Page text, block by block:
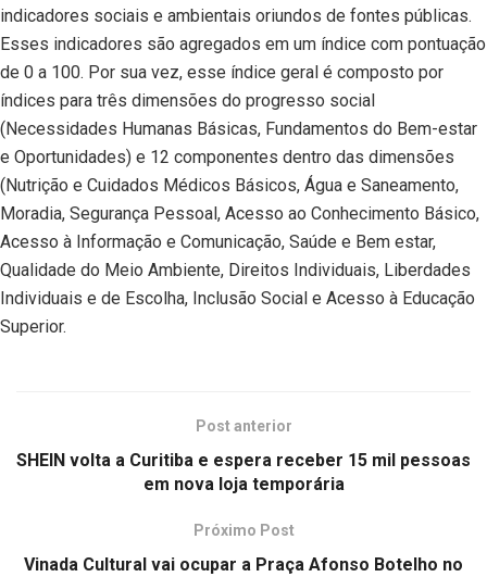
indicadores sociais e ambientais oriundos de fontes públicas.
Esses indicadores são agregados em um índice com pontuação
de 0 a 100. Por sua vez, esse índice geral é composto por
índices para três dimensões do progresso social
(Necessidades Humanas Básicas, Fundamentos do Bem-estar
e Oportunidades) e 12 componentes dentro das dimensões
(Nutrição e Cuidados Médicos Básicos, Água e Saneamento,
Moradia, Segurança Pessoal, Acesso ao Conhecimento Básico,
Acesso à Informação e Comunicação, Saúde e Bem estar,
Qualidade do Meio Ambiente, Direitos Individuais, Liberdades
Individuais e de Escolha, Inclusão Social e Acesso à Educação
Superior.
Post anterior
SHEIN volta a Curitiba e espera receber 15 mil pessoas
em nova loja temporária
Próximo Post
Vinada Cultural vai ocupar a Praça Afonso Botelho no